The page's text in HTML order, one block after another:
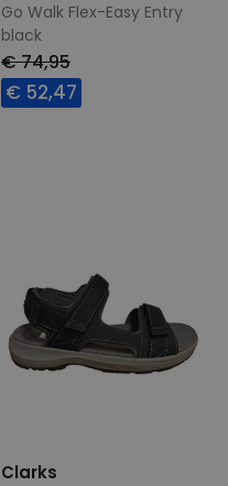
Go Walk Flex-Easy Entry
black
€ 74,95
€ 52,47
Clarks